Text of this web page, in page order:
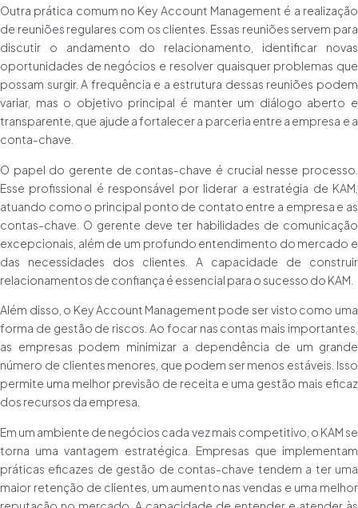
Outra prática comum no Key Account Management é a realização
de reuniões regulares com os clientes. Essas reuniões servem para
discutir o andamento do relacionamento, identificar novas
oportunidades de negócios e resolver quaisquer problemas que
possam surgir. A frequência e a estrutura dessas reuniões podem
variar, mas o objetivo principal é manter um diálogo aberto e
transparente, que ajude a fortalecer a parceria entre a empresa e a
conta-chave.
O papel do gerente de contas-chave é crucial nesse processo.
Esse profissional é responsável por liderar a estratégia de KAM,
atuando como o principal ponto de contato entre a empresa e as
contas-chave. O gerente deve ter habilidades de comunicação
excepcionais, além de um profundo entendimento do mercado e
das necessidades dos clientes. A capacidade de construir
relacionamentos de confiança é essencial para o sucesso do KAM.
Além disso, o Key Account Management pode ser visto como uma
forma de gestão de riscos. Ao focar nas contas mais importantes,
as empresas podem minimizar a dependência de um grande
número de clientes menores, que podem ser menos estáveis. Isso
permite uma melhor previsão de receita e uma gestão mais eficaz
dos recursos da empresa.
Em um ambiente de negócios cada vez mais competitivo, o KAM se
torna uma vantagem estratégica. Empresas que implementam
práticas eficazes de gestão de contas-chave tendem a ter uma
maior retenção de clientes, um aumento nas vendas e uma melhor